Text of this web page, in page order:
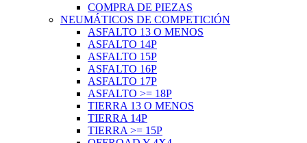
COMPRA DE PIEZAS
NEUMÁTICOS DE COMPETICIÓN
ASFALTO 13 O MENOS
ASFALTO 14P
ASFALTO 15P
ASFALTO 16P
ASFALTO 17P
ASFALTO >= 18P
TIERRA 13 O MENOS
TIERRA 14P
TIERRA >= 15P